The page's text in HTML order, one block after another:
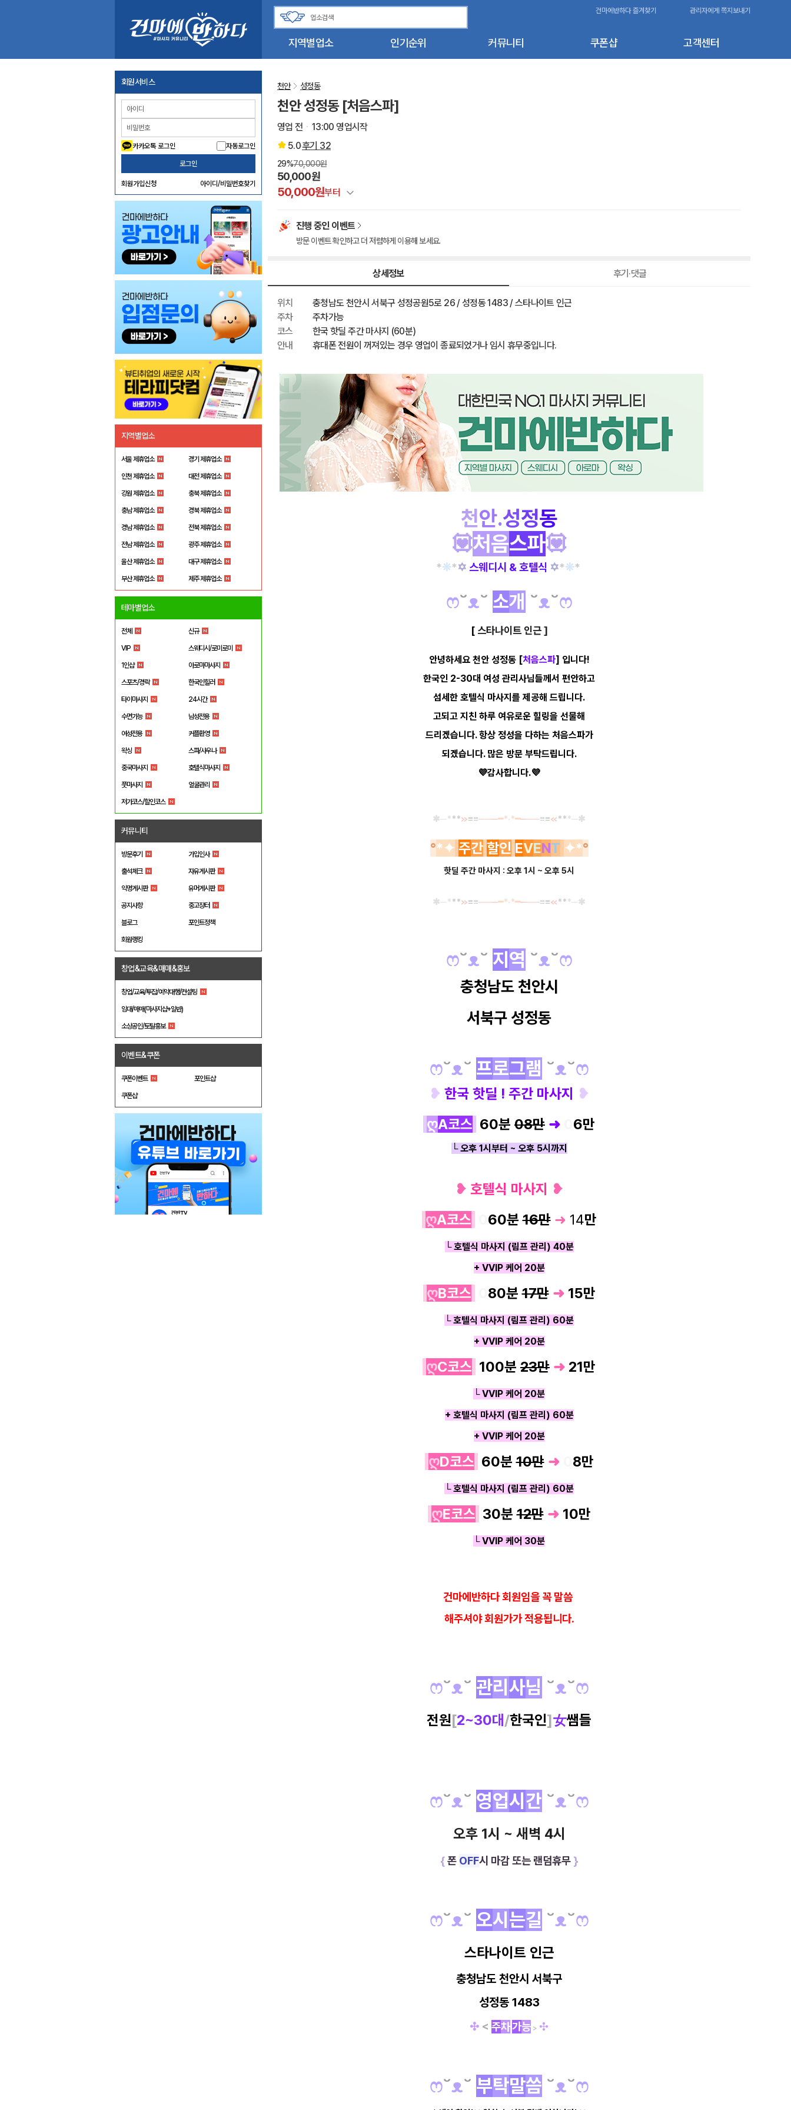
지역별업소 인기순위 커뮤니티 쿠폰샵 고객센터
건마에반하다 즐겨찾기 관리자에게 쪽지보내기
회원서비스
카카오톡 로그인 자동로그인
로그인
회원가입신청 아이디/비밀번호찾기
지역별업소
서울 제휴업소 경기 제휴업소
인천 제휴업소 대전 제휴업소
강원 제휴업소 충북 제휴업소
충남 제휴업소 경북 제휴업소
경남 제휴업소 전북 제휴업소
전남 제휴업소 광주 제휴업소
울산 제휴업소 대구 제휴업소
부산 제휴업소 제주 제휴업소
테마별업소
전체 신규
VIP 스웨디시/로미로미
1인샵 아로마마사지
스포츠/경락 한국인힐러
타이마사지 24시간
수면가능 남성전용
여성전용 커플환영
왁싱 스파/사우나
중국마사지 호텔식마사지
풋마사지 얼굴관리
저가코스/할인코스
커뮤니티
방문후기 가입인사
출석체크 자유게시판
익명게시판 유머게시판
공지사항 중고장터
블로그 포인트정책
회원랭킹
창업&교육&매매&홍보
창업/교육/투잡/예약대행/컨설팅
임대/매매(마사지샵+일반)
소상공인/토탈홍보
이벤트&쿠폰
쿠폰이벤트 포인트샵
쿠폰샵
천안 성정동
천안 성정동 [처음스파]
영업 전
13:00 영업시작
5.0후기 32
29%70,000원
50,000원
50,000원부터
건마에반하다 특별할인
이벤트 할인
진행 중인 이벤트
방문 이벤트 확인하고 더 저렴하게 이용해 보세요.
상세정보 후기·댓글
위치
충청남도 천안시 서북구 성정공원5로 26 / 성정동 1483 / 스타나이트 인근
주차
주차가능
코스
한국 핫딜 주간 마사지 (60분)
안내
휴대폰 전원이 꺼져있는 경우 영업이 종료되었거나 임시 휴무중입니다.
천안.성정동
💟처음스파💟
*❊*✡ 스웨디시 & 호텔식 ✡*❊*
ෆ˘ᴥ˘ 소개 ˘ᴥ˘ෆ
[ 스타나이트 인근 ]
안녕하세요 천안 성정동 [처음스파] 입니다!
한국인 2-30대 여성 관리사님들께서 편안하고
섬세한 호텔식 마사지를제공해 드립니다.
고되고 지친 하루 여유로운 힐링을 선물해
드리겠습니다.항상 정성을 다하는 처음스파가
되겠습니다. 많은 방문 부탁드립니다.
💜감사합니다.💜
✱─***≫≡≡───━*·*━───≡≡≪***─✱
°*✦ 주간 할인 EVENT ✦*°
핫딜 주간 마사지 : 오후 1시 ~ 오후 5시
✱─***≫≡≡───━*·*━───≡≡≪***─✱
ෆ˘ᴥ˘ 지 역 ˘ᴥ˘ෆ
충청남도 천안시
서북구 성정동
ෆ˘ᴥ˘ 프로그램 ˘ᴥ˘ෆ
❥ 한국 핫딜 ! 주간 마사지 ❥
ღA코스 60분 08만 ➜ 6만
└ 오후 1시부터 ~ 오후 5시까지
❥ 호텔식 마사지 ❥
ღA코스 60분 16만 ➜ 14만
└ 호텔식 마사지 (림프 관리) 40분
+ VVIP 케어 20분
ღB코스 80분 17만 ➜ 15만
└ 호텔식 마사지 (림프 관리) 60분
+ VVIP 케어 20분
ღC코스 100분 23만 ➜ 21만
└ VVIP 케어 20분
+ 호텔식 마사지 (림프 관리) 60분
+ VVIP 케어 20분
ღD코스 60분 10만 ➜ 8만
└ 호텔식 마사지 (림프 관리) 60분
ღE코스 30분 12만 ➜ 10만
└ VVIP 케어 30분
건마에반하다 회원임을 꼭 말씀
해주셔야 회원가가 적용됩니다.
ෆ˘ᴥ˘ 관리 사님 ˘ᴥ˘ෆ
전원[2~30대 /한국인]女쌤들
ෆ˘ᴥ˘ 영업시 간 ˘ᴥ˘ෆ
오후 1시 ~ 새벽 4시
{폰 OFF시 마감 또는 랜덤휴무 }
ෆ˘ᴥ˘ 오시 는길 ˘ᴥ˘ෆ
스타나이트 인근
충청남도 천안시 서북구
성정동 1483
✣ < 주차가능 > ✣
ෆ˘ᴥ˘ 부탁말씀 ˘ᴥ˘ෆ